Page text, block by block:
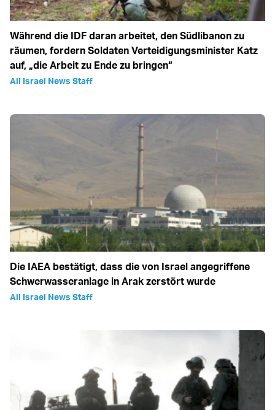
Während die IDF daran arbeitet, den Südlibanon zu
räumen, fordern Soldaten Verteidigungsminister Katz
auf, „die Arbeit zu Ende zu bringen“
All Israel News Staff
Die IAEA bestätigt, dass die von Israel angegriffene
Schwerwasseranlage in Arak zerstört wurde
All Israel News Staff